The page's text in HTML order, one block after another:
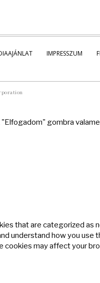
IMPRESSZUM
gombra
that are categorized as
understand how you use
cookies may affect your